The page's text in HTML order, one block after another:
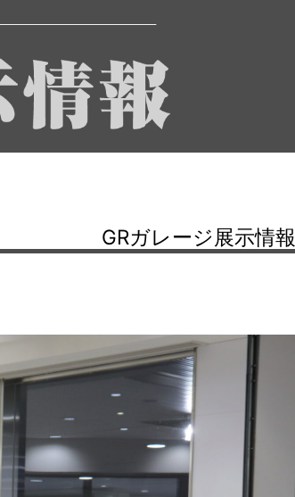
GRガレージ展示情報